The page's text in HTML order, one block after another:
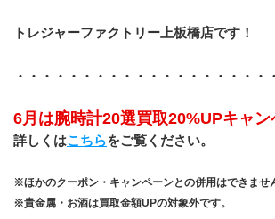
トレジャーファクトリー上板橋店です！
・・・・・・・・・・・・・・・・・・・
6月は腕時計20選買取20%UPキャン
詳しくはこちらをご覧ください。
※ほかのクーポン・キャンペーンとの併用はできませ
※貴金属・お酒は買取金額UPの対象外です。